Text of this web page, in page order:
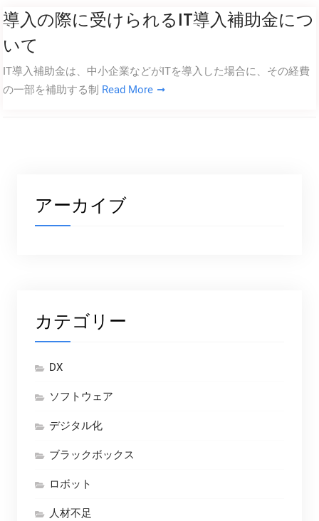
導入の際に受けられるIT導入補助金につ
いて
IT導入補助金は、中小企業などがITを導入した場合に、その経費
の一部を補助する制 Read More
アーカイブ
カテゴリー
DX
ソフトウェア
デジタル化
ブラックボックス
ロボット
人材不足